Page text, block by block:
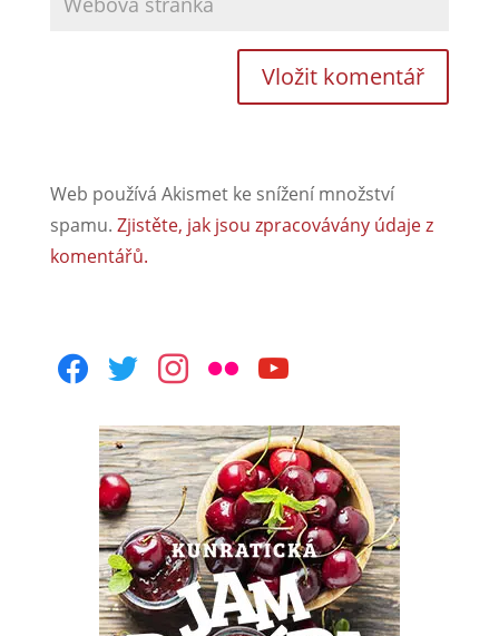
Web používá Akismet ke snížení množství
spamu. Zjistěte, jak jsou zpracovávány údaje z
komentářů.
facebooktwitterinstagram
flickr youtube